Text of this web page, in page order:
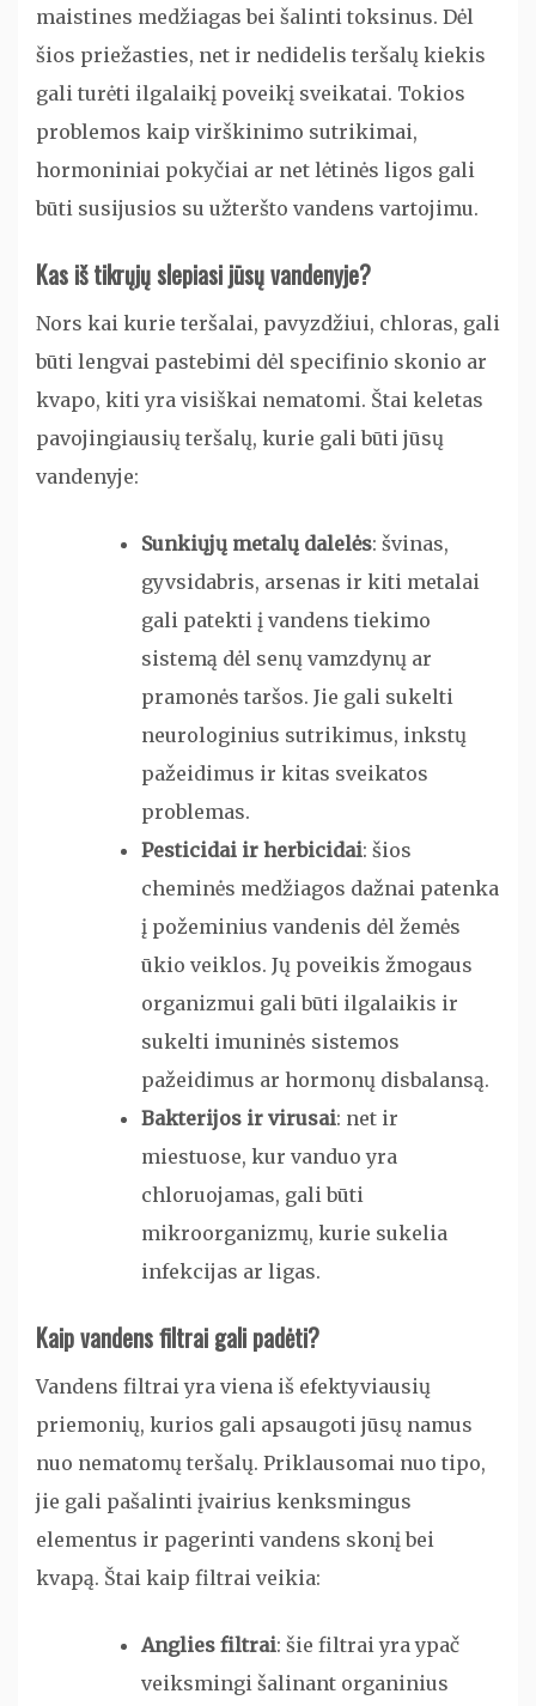
maistines medžiagas bei šalinti toksinus. Dėl
šios priežasties, net ir nedidelis teršalų kiekis
gali turėti ilgalaikį poveikį sveikatai. Tokios
problemos kaip virškinimo sutrikimai,
hormoniniai pokyčiai ar net lėtinės ligos gali
būti susijusios su užteršto vandens vartojimu.
Kas iš tikrųjų slepiasi jūsų vandenyje?
Nors kai kurie teršalai, pavyzdžiui, chloras, gali
būti lengvai pastebimi dėl specifinio skonio ar
kvapo, kiti yra visiškai nematomi. Štai keletas
pavojingiausių teršalų, kurie gali būti jūsų
vandenyje:
Sunkiųjų metalų dalelės: švinas,
gyvsidabris, arsenas ir kiti metalai
gali patekti į vandens tiekimo
sistemą dėl senų vamzdynų ar
pramonės taršos. Jie gali sukelti
neurologinius sutrikimus, inkstų
pažeidimus ir kitas sveikatos
problemas.
Pesticidai ir herbicidai: šios
cheminės medžiagos dažnai patenka
į požeminius vandenis dėl žemės
ūkio veiklos. Jų poveikis žmogaus
organizmui gali būti ilgalaikis ir
sukelti imuninės sistemos
pažeidimus ar hormonų disbalansą.
Bakterijos ir virusai: net ir
miestuose, kur vanduo yra
chloruojamas, gali būti
mikroorganizmų, kurie sukelia
infekcijas ar ligas.
Kaip vandens filtrai gali padėti?
Vandens filtrai yra viena iš efektyviausių
priemonių, kurios gali apsaugoti jūsų namus
nuo nematomų teršalų. Priklausomai nuo tipo,
jie gali pašalinti įvairius kenksmingus
elementus ir pagerinti vandens skonį bei
kvapą. Štai kaip filtrai veikia:
Anglies filtrai: šie filtrai yra ypač
veiksmingi šalinant organinius